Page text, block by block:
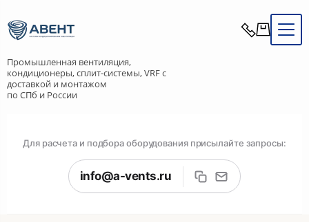
Промышленная вентиляция,
кондиционеры, сплит-системы, VRF с
доставкой и монтажом
по СПб и России
Для расчета и подбора оборудования присылайте запросы:
info@a-vents.ru